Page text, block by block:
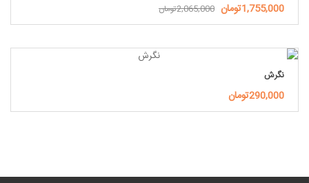
1,755,000تومان 2,065,000تومان
نگرش
290,000تومان